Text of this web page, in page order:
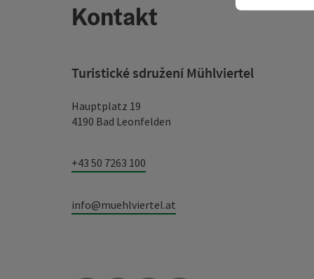
Kontakt
Turistické sdružení Mühlviertel
Hauptplatz 19
4190 Bad Leonfelden
+43 50 7263 100
info@muehlviertel.at